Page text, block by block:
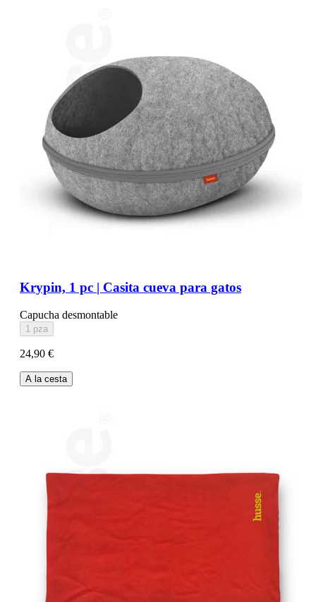
Krypin, 1 pc | Casita cueva para gatos
Capucha desmontable
1 pza
24,90 €
A la cesta